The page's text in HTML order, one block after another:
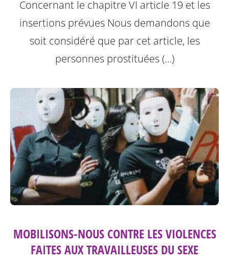
Concernant le chapitre VI article 19 et les
insertions prévues Nous demandons que
soit considéré que par cet article, les
personnes prostituées (…)
MOBILISONS-NOUS CONTRE LES VIOLENCES
FAITES AUX TRAVAILLEUSES DU SEXE